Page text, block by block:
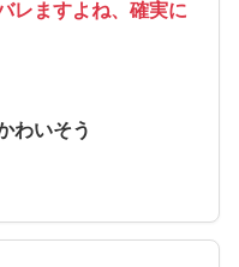
レますよね、確実に
わいそう